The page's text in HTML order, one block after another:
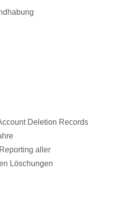
Deletion Records
aller
Löschungen